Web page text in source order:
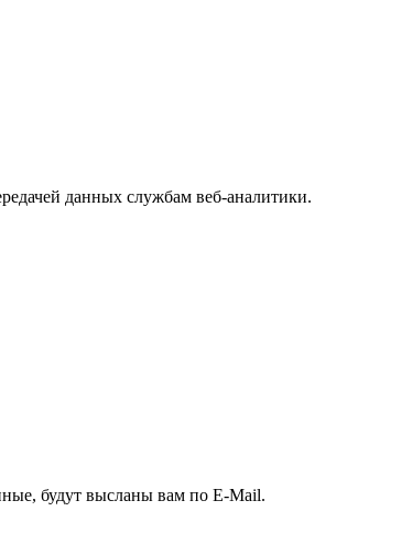
данных службам веб-аналитики.
будут высланы вам по E-Mail.